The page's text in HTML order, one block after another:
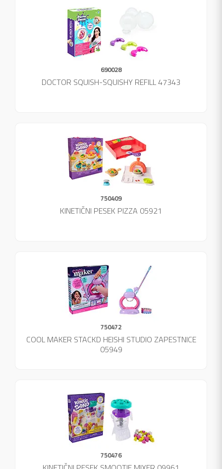
690028
DOCTOR SQUISH-SQUISHY REFILL 47343
750409
KINETIČNI PESEK PIZZA 05921
750472
COOL MAKER STACKD HEISHI STUDIO ZAPESTNICE
05949
750476